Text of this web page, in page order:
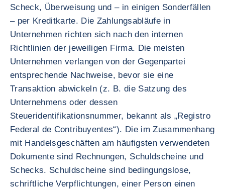
Scheck, Überweisung und – in einigen Sonderfällen
– per Kreditkarte. Die Zahlungsabläufe in
Unternehmen richten sich nach den internen
Richtlinien der jeweiligen Firma. Die meisten
Unternehmen verlangen von der Gegenpartei
entsprechende Nachweise, bevor sie eine
Transaktion abwickeln (z. B. die Satzung des
Unternehmens oder dessen
Steueridentifikationsnummer, bekannt als „Registro
Federal de Contribuyentes“). Die im Zusammenhang
mit Handelsgeschäften am häufigsten verwendeten
Dokumente sind Rechnungen, Schuldscheine und
Schecks. Schuldscheine sind bedingungslose,
schriftliche Verpflichtungen, einer Person einen